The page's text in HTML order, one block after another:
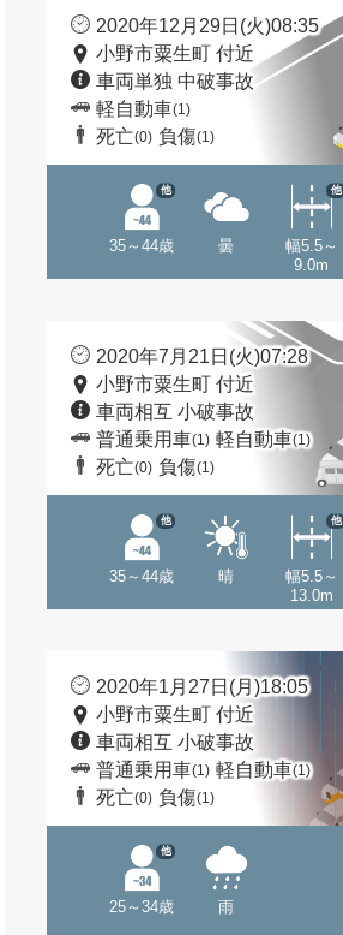
2020年12月29日(火)08:35
小野市粟生町 付近
車両単独 中破事故
軽自動車(1)
死亡(0) 負傷(1)
35～44歳
他
曇
幅5.5～
9.0m
他
2020年7月21日(火)07:28
小野市粟生町 付近
車両相互 小破事故
普通乗用車(1) 軽自動車(1)
死亡(0) 負傷(1)
35～44歳
他
晴
幅5.5～
13.0m
他
2020年1月27日(月)18:05
小野市粟生町 付近
車両相互 小破事故
普通乗用車(1) 軽自動車(1)
死亡(0) 負傷(1)
25～34歳
他
雨